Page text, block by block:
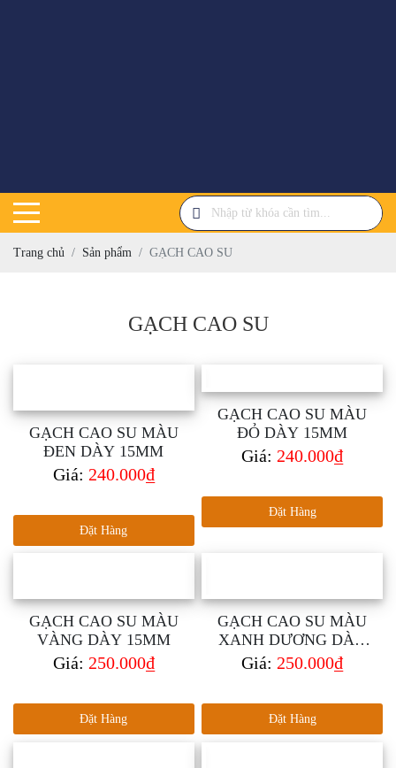
Trang chủ Sản phẩm GẠCH CAO SU
GẠCH CAO SU
GẠCH CAO SU MÀU
ĐEN DÀY 15MM
Giá: 240.000₫
Đặt Hàng
GẠCH CAO SU MÀU
ĐỎ DÀY 15MM
Giá: 240.000₫
Đặt Hàng
GẠCH CAO SU MÀU
VÀNG DÀY 15MM
Giá: 250.000₫
Đặt Hàng
GẠCH CAO SU MÀU
XANH DƯƠNG DÀY
15MM
Giá: 250.000₫
Đặt Hàng